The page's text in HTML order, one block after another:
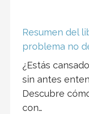
Resumen del
problema no
¿Estás
sin antes
Descubre
con…